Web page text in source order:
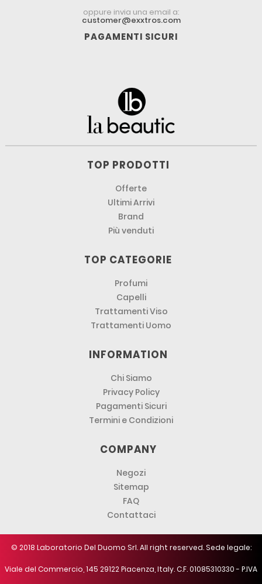
oppure invia una email a:
customer@exxtros.com
PAGAMENTI SICURI
TOP PRODOTTI
Offerte
Ultimi Arrivi
Brand
Più venduti
TOP CATEGORIE
Profumi
Capelli
Trattamenti Viso
Trattamenti Uomo
INFORMATION
Chi Siamo
Privacy Policy
Pagamenti Sicuri
Termini e Condizioni
COMPANY
Negozi
Sitemap
FAQ
Contattaci
© 2018 Laboratorio Del Duomo Srl. All right reserved. Sede legale:
Viale del Commercio, 145 29122 Piacenza, Italy. C.F. 01085310330 - P.IVA